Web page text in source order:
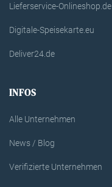
Lieferservice-Onlineshop.de
Digitale-Speisekarte.eu
Deliver24.de
INFOS
Alle Unternehmen
News / Blog
Verifizierte Unternehmen